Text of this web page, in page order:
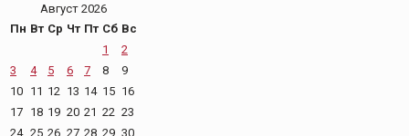
Август 2026
Пн Вт Ср Чт Пт Сб Вс
1
2
3
4 5 6 7 8
9
10 11 12 13 14 15 16
17 18 19 20 21 22 23
24 25 26 27 28 29 30